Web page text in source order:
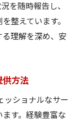
を随時報告し、
整えています。
理解を深め、安
供方法
ッショナルなサー
す。経験豊富な